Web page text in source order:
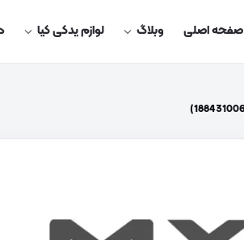
صفحه اصلی وبلاگ لوازم یدکی کیا